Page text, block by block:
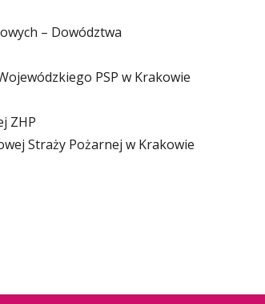
– Dowództwa
PSP w Krakowie
ZHP
Straży Pożarnej w Krakowie